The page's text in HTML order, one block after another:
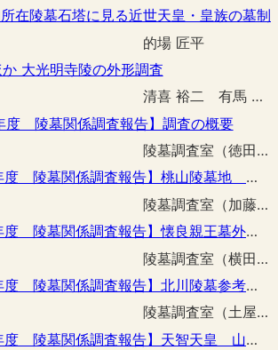
在陵墓石塔に見る近世天皇・皇族の墓制
的場 匠平
大光明寺陵の外形調査
清喜 裕二 有馬 伸 横田 真吾
度 陵墓関係調査報告】調査の概要
陵墓調査室（徳田 誠志）
【平成28年度 陵墓関係調査報告】桃山陵墓地 東側法面排水整備工事に伴う立会調査
陵墓調査室（加藤 一郎）
【平成28年度 陵墓関係調査報告】懐良親王墓外構柵その他整備工事に伴う立会調査
陵墓調査室（横田 真吾 的場 匠平）
【平成28年度 陵墓関係調査報告】北川陵墓参考地冠木門改築工事に伴う立会調査
陵墓調査室（土屋 隆史）
【平成28年度 陵墓関係調査報告】天智天皇 山科陵排水路その他整備工事に伴う立会調査